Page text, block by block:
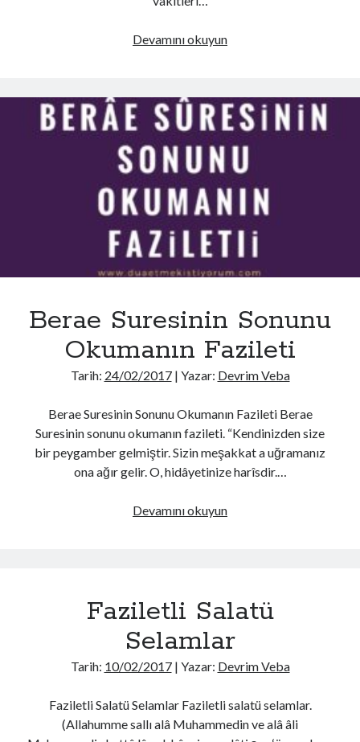
Devamını okuyunDuanın
Vakitleri
ve
Fazileti
Berae Suresinin Sonunu
Okumanın Fazileti
Tarih: 24/02/2017| Yazar: Devrim Veba
Berae Suresinin Sonunu Okumanın Fazileti Berae
Suresinin sonunu okumanın fazileti. “Kendinizden size
bir peygamber gelmiştir. Sizin meşakkat a uğramanız
ona ağır gelir. O, hidâyetinize harîsdir.…
Devamını okuyunBerae
Faziletli Salatü
Selamlar
Tarih: 10/02/2017| Yazar: Devrim Veba
Faziletli Salatü Selamlar Faziletli salatü selamlar.
(Allahumme sallı alâ Muhammedin ve alâ âli